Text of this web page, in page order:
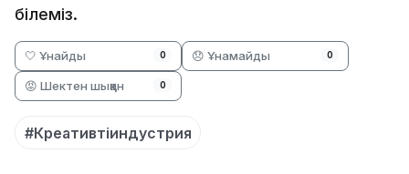
білеміз.
🤍 Ұнайды 0 😞 Ұнамайды 0
😡 Шектен шыққан 0
#Креативтіиндустрия